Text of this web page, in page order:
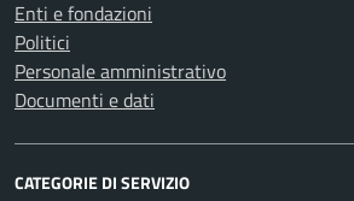
Enti e fondazioni
Politici
Personale amministrativo
Documenti e dati
CATEGORIE DI SERVIZIO